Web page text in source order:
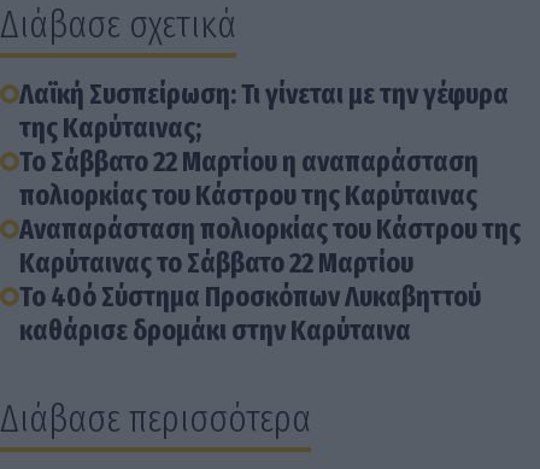
Διάβασε σχετικά
Λαϊκή Συσπείρωση: Τι γίνεται με την γέφυρα
της Καρύταινας;
Το Σάββατο 22 Μαρτίου η αναπαράσταση
πολιορκίας του Κάστρου της Καρύταινας
Αναπαράσταση πολιορκίας του Κάστρου της
Καρύταινας το Σάββατο 22 Μαρτίου
To 40ό Σύστημα Προσκόπων Λυκαβηττού
καθάρισε δρομάκι στην Καρύταινα
Διάβασε περισσότερα